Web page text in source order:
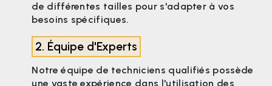
de différentes tailles pour s'adapter à vos
besoins spécifiques.
2. Équipe d'Experts
Notre équipe de techniciens qualifiés possède
une vaste expérience dans l'utilisation des